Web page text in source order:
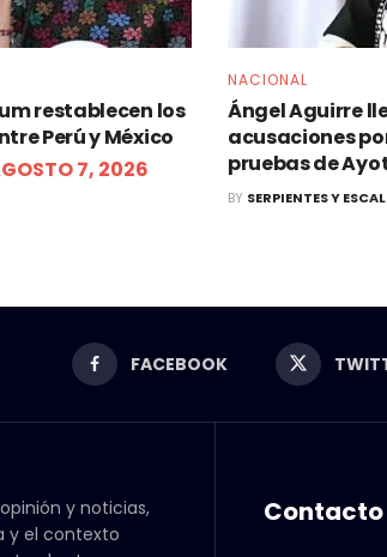
restablecen los
Perú y México
7, 2026
NACIONAL
Ángel Aguirre
acusaciones
pruebas de
BY SERPIENTES Y
FACEBOOK
y noticias,
y el contexto
Contacto